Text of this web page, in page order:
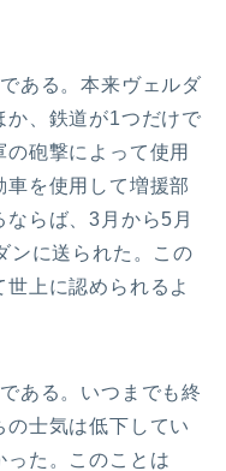
ある。本来ヴェルダ
か、鉄道が1つだけで
砲撃によって使用
車を使用して増援部
らば、3月から5月
ンに送られた。この
上に認められるよ
ある。いつまでも終
士気は低下してい
った。このことは